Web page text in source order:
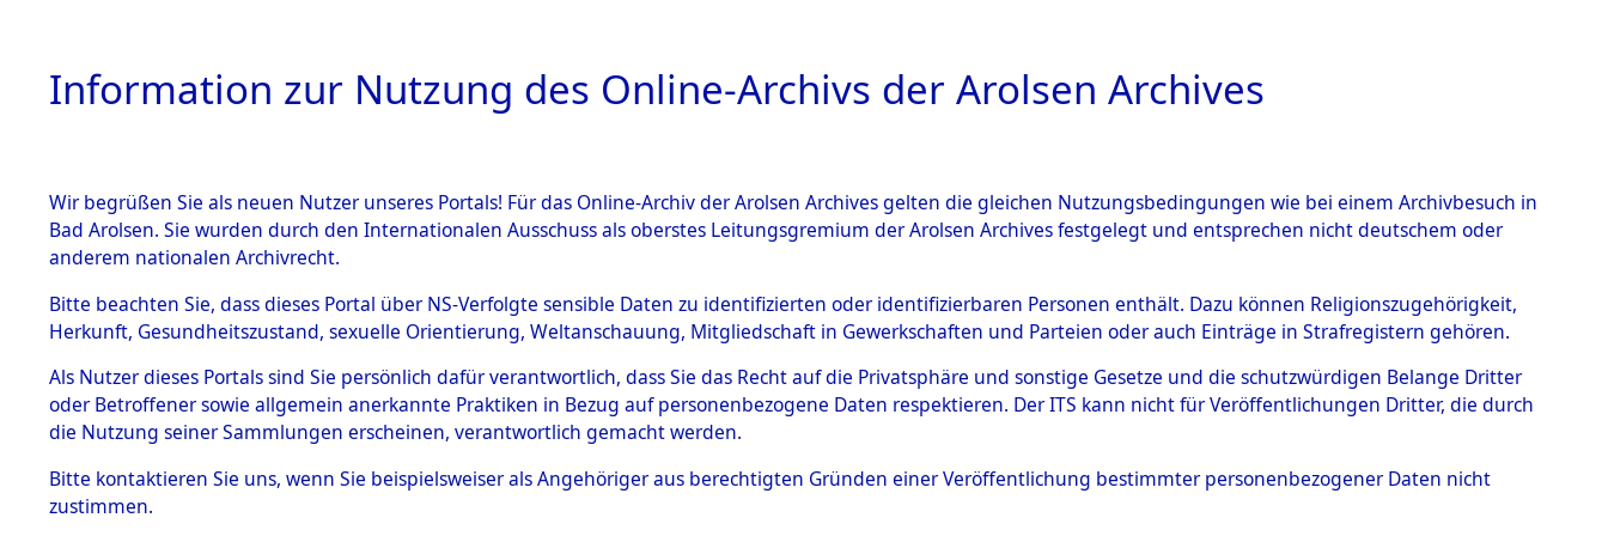
HOME BESTANDSBESCHREIBUNG ARCHIVALE ÜBERSICHT BILD
BESTÄNDE
Inhaftierungsdoku
mente
5. Verschiedenes
Todesmärsche
5.3.1 Alliierte
Ermittlung des Ablaufs und der Routen von
Evakuierungsmärschen, die Feststellung der Anzahl unbekannter
Toter aus Konzentrationslagern und der Ort ihrer Grablegungen:
Fehlanzeigen→0003 (84627019)→0313 (84627148)
Information zur Nutzung des Online-Archivs der Arolsen Archives
Wir begrüßen Sie als neuen Nutzer unseres Portals! Für das Online-Archiv der Arolsen Archives gelten die gleichen Nutzungsbedingungen wie bei einem Archivbesuch in
Bad Arolsen. Sie wurden durch den Internationalen Ausschuss als oberstes Leitungsgremium der Arolsen Archives festgelegt und entsprechen nicht deutschem oder
anderem nationalen Archivrecht.
Bitte beachten Sie, dass dieses Portal über NS-Verfolgte sensible Daten zu identifizierten oder identifizierbaren Personen enthält. Dazu können Religionszugehörigkeit,
Herkunft, Gesundheitszustand, sexuelle Orientierung, Weltanschauung, Mitgliedschaft in Gewerkschaften und Parteien oder auch Einträge in Strafregistern gehören.
Als Nutzer dieses Portals sind Sie persönlich dafür verantwortlich, dass Sie das Recht auf die Privatsphäre und sonstige Gesetze und die schutzwürdigen Belange Dritter
oder Betroffener sowie allgemein anerkannte Praktiken in Bezug auf personenbezogene Daten respektieren. Der ITS kann nicht für Veröffentlichungen Dritter, die durch
die Nutzung seiner Sammlungen erscheinen, verantwortlich gemacht werden.
Bitte kontaktieren Sie uns, wenn Sie beispielsweiser als Angehöriger aus berechtigten Gründen einer Veröffentlichung bestimmter personenbezogener Daten nicht
zustimmen.